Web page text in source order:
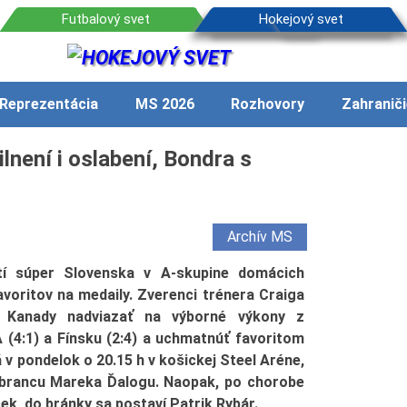
Reprezentácia MS 2026 Rozhovory
i oslabení, Bondra s
Archív MS
súper Slovenska v A-skupine domácich
na medaily. Zverenci trénera Craiga
nadviazať na výborné výkony z
(4:1) a Fínsku (2:4) a uchmatnúť favoritom
pondelok o 20.15 h v košickej Steel Aréne,
Mareka Ďalogu. Naopak, po chorobe